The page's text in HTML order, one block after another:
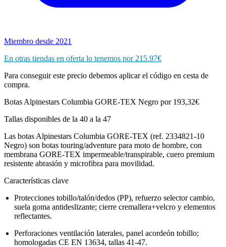
Miembro desde 2021
En otras tiendas en oferta lo tenemos por 215.97€
Para conseguir este precio debemos aplicar el código en cesta de
compra.
Botas Alpinestars Columbia GORE-TEX Negro por 193,32€
Tallas disponibles de la 40 a la 47
Las botas Alpinestars Columbia GORE-TEX (ref. 2334821-10
Negro) son botas touring/adventure para moto de hombre, con
membrana GORE-TEX impermeable/transpirable, cuero premium
resistente abrasión y microfibra para movilidad.
Características clave
Protecciones tobillo/talón/dedos (PP), refuerzo selector cambio,
suela goma antideslizante; cierre cremallera+velcro y elementos
reflectantes.
Perforaciones ventilación laterales, panel acordeón tobillo;
homologadas CE EN 13634, tallas 41-47.